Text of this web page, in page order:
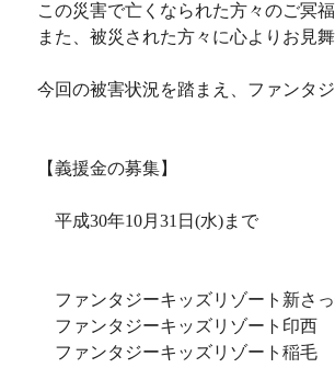
この災害で亡くなられた方々のご冥
また、被災された方々に心よりお見
今回の被害状況を踏まえ、ファンタ
【義援金の募集】
平成30年10月31日(水)まで
ファンタジーキッズリゾート新さ
ファンタジーキッズリゾート印西
ファンタジーキッズリゾート稲毛